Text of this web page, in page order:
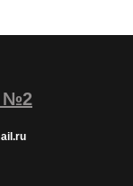
№2